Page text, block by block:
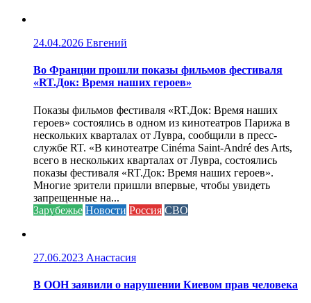
24.04.2026 Евгений
Во Франции прошли показы фильмов фестиваля
«RT.Док: Время наших героев»
Показы фильмов фестиваля «RT.Док: Время наших
героев» состоялись в одном из кинотеатров Парижа в
нескольких кварталах от Лувра, сообщили в пресс-
службе RT. «В кинотеатре Cinéma Saint-André des Arts,
всего в нескольких кварталах от Лувра, состоялись
показы фестиваля «RT.Док: Время наших героев».
Многие зрители пришли впервые, чтобы увидеть
запрещенные на...
Зарубежье Новости Россия СВО
27.06.2023 Анастасия
В ООН заявили о нарушении Киевом прав человека